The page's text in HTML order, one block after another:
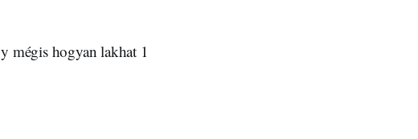
mégis hogyan lakhat 1